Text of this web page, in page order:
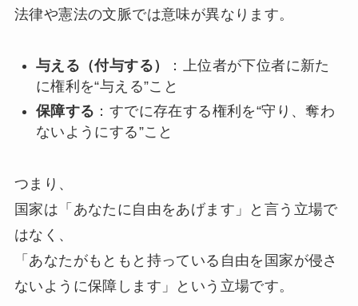
法律や憲法の文脈では意味が異なります。
与える（付与する）
：上位者が下位者に新た
に権利を“与える”こと
保障する ：すでに存在する権利を“守り、奪わ
ないようにする”こと
つまり、
国家は「あなたに自由をあげます」と言う立場で
はなく、
「あなたがもともと持っている自由を国家が侵さ
ないように保障します」という立場です。